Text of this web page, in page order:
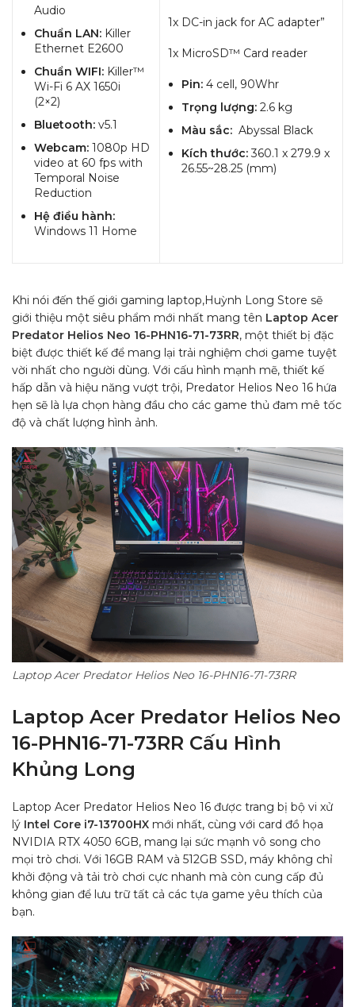
Audio
Chuẩn LAN: Killer
Ethernet E2600
Chuẩn WIFI: Killer™
Wi-Fi 6 AX 1650i
(2×2)
Bluetooth: v5.1
Webcam: 1080p HD
video at 60 fps with
Temporal Noise
Reduction
Hệ điều hành:
Windows 11 Home
1x DC-in jack for AC adapter”
1x MicroSD™ Card reader
Pin: 4 cell, 90Whr
Trọng lượng: 2.6 kg
Màu sắc: Abyssal Black
Kích thước:360.1 x 279.9 x
26.55~28.25 (mm)
Khi nói đến thế giới gaming laptop,Huỳnh Long Store sẽ
giới thiệu một siêu phẩm mới nhất mang tên Laptop Acer
Predator Helios Neo 16-PHN16-71-73RR, một thiết bị đặc
biệt được thiết kế để mang lại trải nghiệm chơi game tuyệt
vời nhất cho người dùng. Với cấu hình mạnh mẽ, thiết kế
hấp dẫn và hiệu năng vượt trội, Predator Helios Neo 16 hứa
hẹn sẽ là lựa chọn hàng đầu cho các game thủ đam mê tốc
độ và chất lượng hình ảnh.
Laptop Acer Predator Helios Neo 16-PHN16-71-73RR
Laptop Acer Predator Helios Neo
16-PHN16-71-73RR Cấu Hình
Khủng Long
Laptop Acer Predator Helios Neo 16 được trang bị bộ vi xử
lý Intel Core i7-13700HX mới nhất, cùng với card đồ họa
NVIDIA RTX 4050 6GB, mang lại sức mạnh vô song cho
mọi trò chơi. Với 16GB RAM và 512GB SSD, máy không chỉ
khởi động và tải trò chơi cực nhanh mà còn cung cấp đủ
không gian để lưu trữ tất cả các tựa game yêu thích của
bạn.